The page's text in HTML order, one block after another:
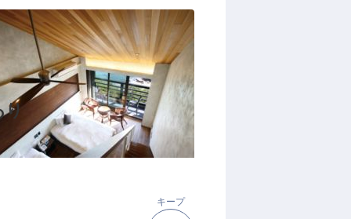
り
キープ